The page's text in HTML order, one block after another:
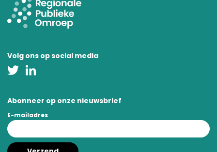
Volg ons op social media
Abonneer op onze nieuwsbrief
E-mailadres